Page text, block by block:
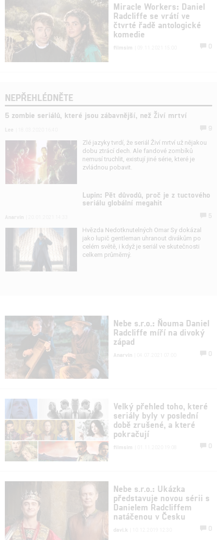
Miracle Workers: Daniel
Radcliffe se vrátí ve
čtvrté řadě antologické
komedie
filmsim 0
NEPŘEHLÉDNĚTE
5 zombie seriálů, které jsou zábavnější, než Živí mrtví
Zlé jazyky tvrdí, že seriál Živí mrtví už nějakou
dobu ztrácí dech. Ale fandové zombíků
nemusí truchlit, existují jiné série, které je
zvládnou pobavit.
Lupin: Pět důvodů, proč je z tuctového
seriálu globální megahit
Hvězda Nedotknutelných Omar Sy dokázal
jako lupič gentleman uhranout divákům po
celém světě, i když je seriál ve skutečnosti
celkem průměrný.
Nebe s.r.o.: Ňouma Daniel
Radcliffe míří na divoký
západ
Anarvin 0
Velký přehled toho, které
seriály byly v poslední
době zrušené, a které
pokračují
filmsim 0
Nebe s.r.o.: Ukázka
představuje novou sérii s
Danielem Radcliffem
natáčenou v Česku
davi.k 0